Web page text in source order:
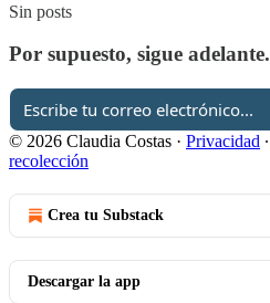
Sin posts
Por supuesto, sigue adelante.
© 2026 Claudia Costas · Privacidad ∙
recolección
Crea tu Substack
Descargar la app